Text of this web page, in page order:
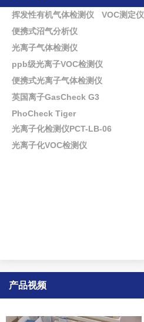
挥发性有机气体检测仪
VOC测定仪
便携式沼气分析仪
光离子气体检测仪
ppb级光离子VOC检测仪
便携式光离子气体检测仪
英国离子GasCheck G3
PhoCheck Tiger
光离子化检测仪PCT-LB-06
光离子化VOC检测仪
产品视频